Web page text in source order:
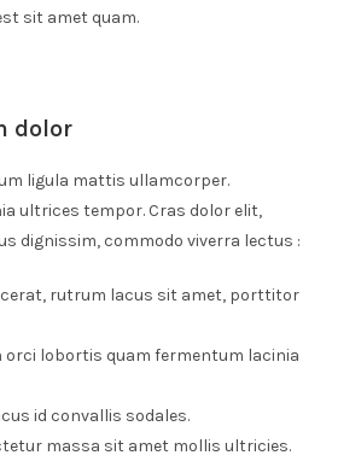
sit amet quam.
dolor
ligula mattis ullamcorper.
ultrices tempor. Cras dolor elit,
dignissim, commodo viverra lectus :
rutrum lacus sit amet, porttitor
orci lobortis quam fermentum lacinia
id convallis sodales.
massa sit amet mollis ultricies.